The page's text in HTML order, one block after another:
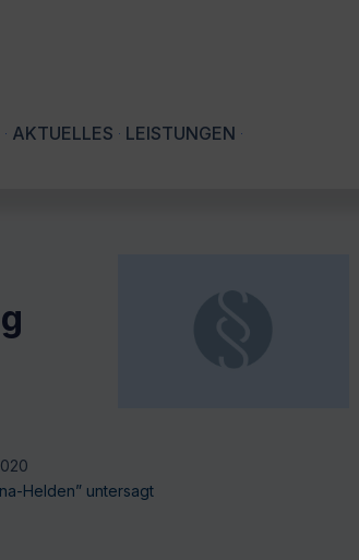
AKTUELLES LEISTUNGEN
Helden” untersagt